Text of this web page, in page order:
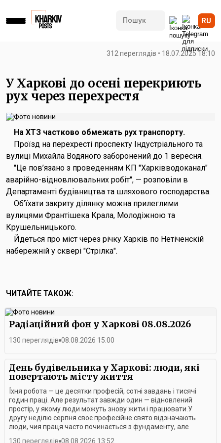
RU
312 переглядів • 18.07.2025 18:10
У Харкові до осені перекриють
рух через перехрестя
На ХТЗ частково обмежать рух транспорту.
Проїзд на перехресті проспекту Індустріального та
вулиці Михайла Водяного заборонений до 1 вересня.
"Це пов’язано з проведенням КП "Харківводоканал"
аварійно-відновлювальних робіт", — розповіли в
Департаменті будівництва та шляхового господарства.
Об’їхати закриту ділянку можна прилеглими
вулицями Франтішека Крала, Молодіжною та
Крушельницького.
Йдеться про міст через річку Харків по Нетіченскій
набережній у сквері "Стрілка".
ЧИТАЙТЕ ТАКОЖ:
Радіаційний фон у Харкові 08.08.2026
130 переглядів 08.08.2026 15:00
День будівельника у Харкові: люди, які
повертають місту життя
Їхня робота — це десятки професій, сотні завдань і тисячі
годин праці. Але результат завжди один — відновлений
простір, у якому люди можуть знову жити і працювати.У
другу неділю серпня своє професійне свято відзначають
люди, чия праця часто починається з фундаменту, але
130 переглядів 08.08.2026 13:52